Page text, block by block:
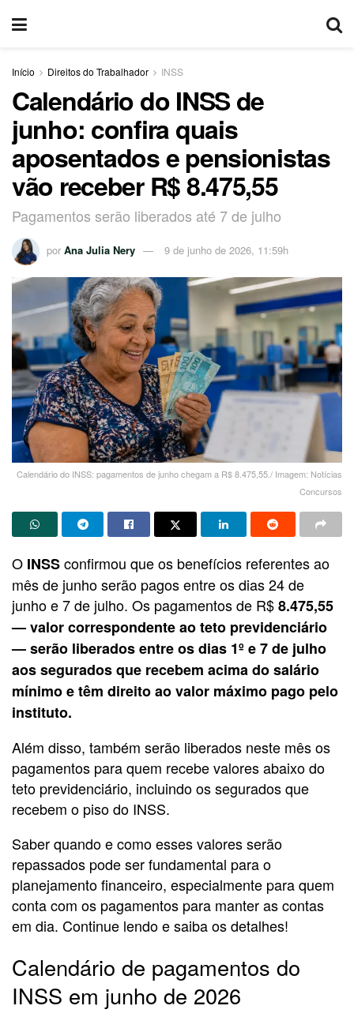
Início Direitos do Trabalhador INSS
Calendário do INSS de
junho: confira quais
aposentados e pensionistas
vão receber R$ 8.475,55
Pagamentos serão liberados até 7 de julho
por Ana Julia Nery 9 de junho de 2026, 11:59h
Calendário do INSS: pagamentos de junho chegam a R$ 8.475,55./ Imagem: Notícias
Concursos
O INSSconfirmou que os benefícios referentes ao
mês de junho serão pagos entre os dias 24 de
junho e 7 de julho. Os pagamentos de R$8.475,55
— valor correspondente ao teto previdenciário
— serão liberados entre os dias 1º e 7 de julho
aos segurados que recebem acima do salário
mínimo e têm direito ao valor máximo pago pelo
instituto.
Além disso, também serão liberados neste mês os
pagamentos para quem recebe valores abaixo do
teto previdenciário, incluindo os segurados que
recebem o piso do INSS.
Saber quando e como esses valores serão
repassados pode ser fundamental para o
planejamento financeiro, especialmente para quem
conta com os pagamentos para manter as contas
em dia. Continue lendo e saiba os detalhes!
Calendário de pagamentos do
INSS em junho de 2026